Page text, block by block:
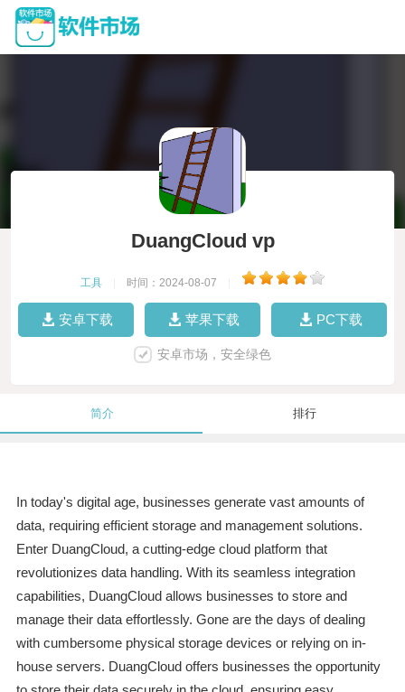
DuangCloud vp
工具 时间：2024-08-07
安卓下载 苹果下载 PC下载
安卓市场，安全绿色
简介 排行
In today's digital age, businesses generate vast amounts of
data, requiring efficient storage and management solutions.
Enter DuangCloud, a cutting-edge cloud platform that
revolutionizes data handling. With its seamless integration
capabilities, DuangCloud allows businesses to store and
manage their data effortlessly. Gone are the days of dealing
with cumbersome physical storage devices or relying on in-
house servers. DuangCloud offers businesses the opportunity